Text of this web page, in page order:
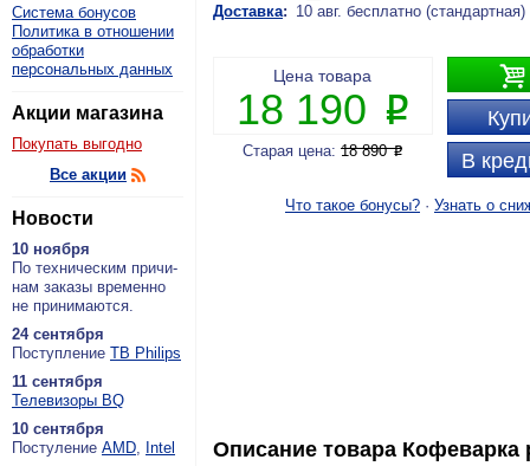
Система бонусов
Политика в отношении
обработки
персональных данных
Акции магазина
Покупать выгодно
Все акции
Новости
10 ноября
По тех­ни­че­ским при­чи­
нам за­ка­зы вре­мен­но
не при­ни­ма­ют­ся.
24 сентября
По­ступ­ле­ние ТВ Philips
11 сентября
Теле­ви­зо­ры BQ
10 сентября
По­сту­ле­ние AMD, Intel
Доставка: 10 авг. бесплатно (стандартная)

В
Цена товара
18 190 P
Старая цена:18 890P
Что такое бонусы? · Узнать о
Описание товара Кофеварка